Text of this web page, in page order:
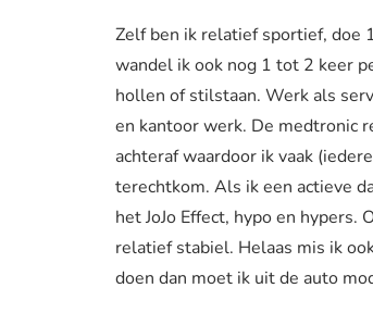
Zelf ben ik relatief sportief, doe
wandel ik ook nog 1 tot 2 keer
hollen of stilstaan. Werk als
en kantoor werk. De medtronic
achteraf waardoor ik vaak
terechtkom. Als ik een actieve
het JoJo Effect, hypo en
relatief stabiel. Helaas mis ik
doen dan moet ik uit de auto